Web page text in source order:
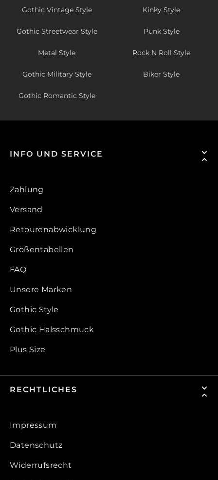
Gothic Vintage Style Kinky Style
Gothic Streetwear Style Punk Style
Metal Style Rock N Roll Style
Gothic Military Style Biker Style
Gothic Romantic Style
INFO UND SERVICE
Zahlung
Versand
Retourenabwicklung
Größentabellen
FAQ
Unsere Marken
Gothic Style
Gothic Halsschmuck
Plus Size
RECHTLICHES
Impressum
Datenschutz
Widerrufsrecht